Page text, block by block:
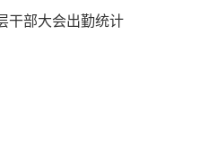
干部大会出勤统计